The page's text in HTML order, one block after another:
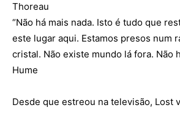
Thoreau
“Não há mais nada. Isto é tudo que
este lugar aqui. Estamos presos num
cristal. Não existe mundo lá fora. Não
Hume
Desde que estreou na televisão, Lost